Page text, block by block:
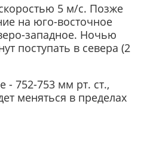
5 м/с. Позже
на юго-восточное
западное. Ночью
поступать в севера (2
- 752-753 мм рт. ст.,
меняться в пределах